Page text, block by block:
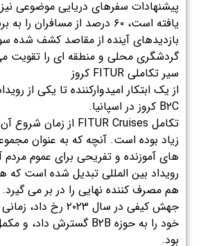
یافته است، ۶۰ درصد از مسافران
بازدیدهای آینده از مقاصد کشف شده
گردشگری محلی و منطقه ای را تقویت
سیر تکاملی FITUR کروز
B۲C کروز در اسپانیا.
زیاد بوده است. آنچه که به عنوان
های آموزنده و تفریحی برای عموم
رویداد بین المللی تبدیل شده است
هم مصرف کننده نهایی را در بر می گیرد.
جهش کیفی در سال
بود.